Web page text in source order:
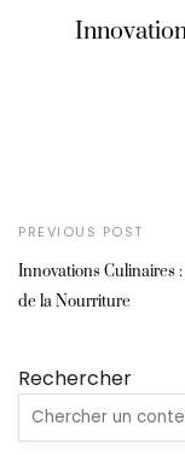
PREVIOUS POST
Innovations Culinaires
de la Nourriture
Rechercher